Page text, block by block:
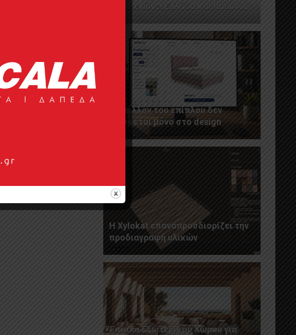
Table ενώνει Ελλάδα και Ιαπωνία
Το μέλλον του επίπλου δεν
βρίσκεται μόνο στο design
Η Xylokat επαναπροσδιορίζει την
προδιαγραφή υλικών
Έπιπλα Εξωτερικού Χώρου για